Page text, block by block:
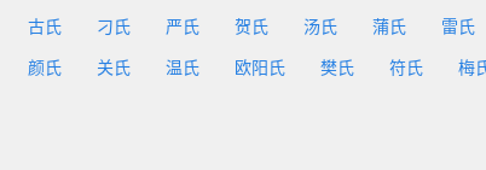
古氏 刁氏 严氏 贺氏 汤氏 蒲氏 雷氏
颜氏 关氏 温氏 欧阳氏 樊氏 符氏 梅